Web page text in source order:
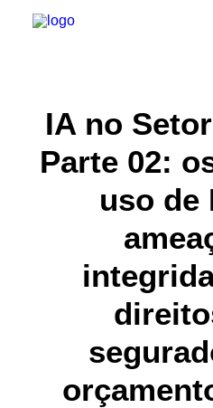
JURÍDICO
PREVIDÊNCIA
IA no
Parte 02:
uso de